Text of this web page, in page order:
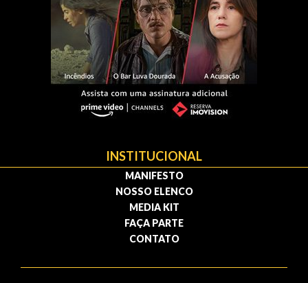
INSTITUCIONAL
MANIFESTO
NOSSO ELENCO
MEDIA KIT
FAÇA PARTE
CONTATO